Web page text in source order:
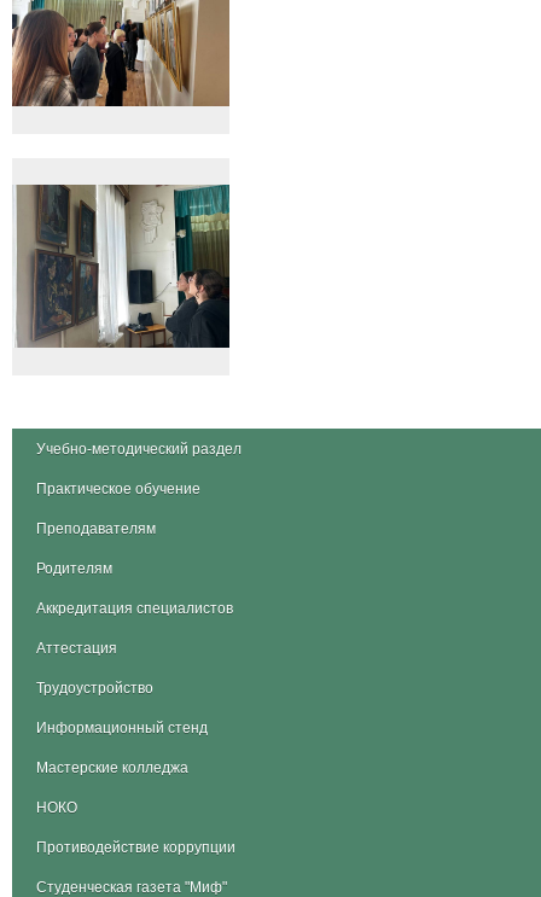
Учебно-методический раздел
Практическое обучение
Преподавателям
Родителям
Аккредитация специалистов
Аттестация
Трудоустройство
Информационный стенд
Мастерские колледжа
НОКО
Противодействие коррупции
Студенческая газета "Миф"